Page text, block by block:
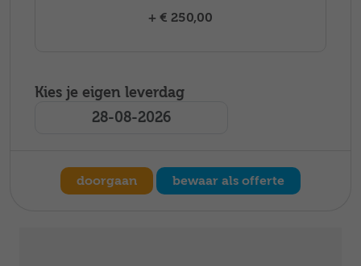
+ € 250,00
Kies je eigen leverdag
doorgaan bewaar als offerte